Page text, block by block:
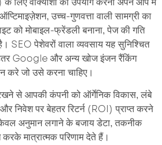
उच्च-गुणवत्ता वाली सामग्री का
को मोबाइल-फ्रेंडली बनाना, पेज की गति
SEO पेशेवरों वाला व्यवसाय यह सुनिश्चित
Google और अन्य खोज इंजन रैंकिंग
करे जो उसे करना चाहिए।
से आपकी कंपनी को ऑर्गेनिक विकास, लंबे
निवेश पर बेहतर रिटर्न (ROI) प्राप्त करने
केवल अनुमान लगाने के बजाय डेटा, तकनीक
मात्रात्मक परिणाम देते हैं।